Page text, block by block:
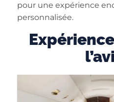
pour une expérience
personnalisée.